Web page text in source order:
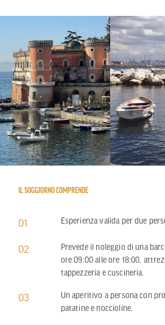
IL SOGGIORNO COMPRENDE
01 Esperienza valida per due
02
Prevede il noleggio di una
ore 09:00 alle ore 18:00,
tappezzeria e cuscineria.
03
Un aperitivo a persona con
patatine e noccioline.